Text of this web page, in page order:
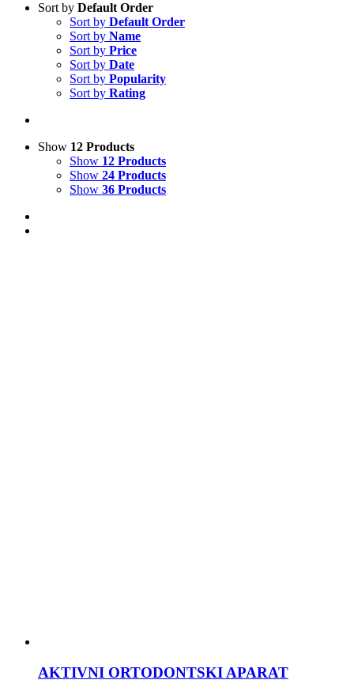
Sort by Default Order
Sort by Default Order
Sort by Name
Sort by Price
Sort by Date
Sort by Popularity
Sort by Rating
Show 12 Products
Show 12 Products
Show 24 Products
Show 36 Products
AKTIVNI ORTODONTSKI APARAT